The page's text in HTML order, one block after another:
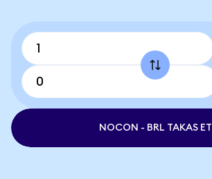
NOCON - BRL TAKAS ET